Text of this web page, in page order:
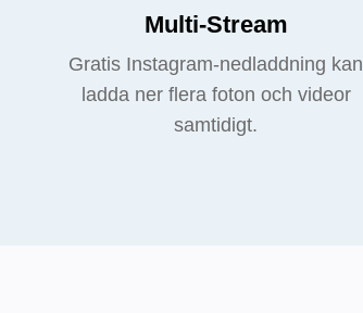
Multi-Stream
Gratis Instagram-nedladdning kan
ladda ner flera foton och videor
samtidigt.